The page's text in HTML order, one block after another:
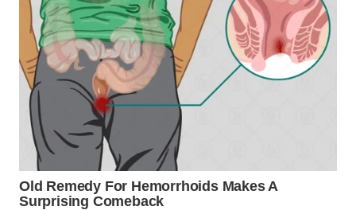
TINGGI
WN
PAKPAK
KARAWANG
WN
BEKASI